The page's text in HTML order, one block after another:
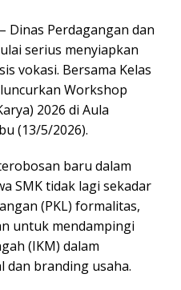
Dinas Perdagangan dan
serius menyiapkan
vokasi. Bersama Kelas
Workshop
2026 di Aula
(13/5/2026).
baru dalam
SMK tidak lagi sekadar
(PKL) formalitas,
untuk mendampingi
(IKM) dalam
dan branding usaha.